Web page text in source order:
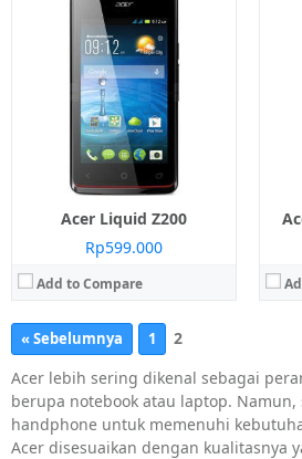
Acer Liquid Z200
Rp599.000
Add to Compare
« Sebelumnya 1
2
Acer lebih sering dikenal sebagai
berupa notebook atau laptop.
handphone untuk memenuhi
Acer disesuaikan dengan kualitasnya